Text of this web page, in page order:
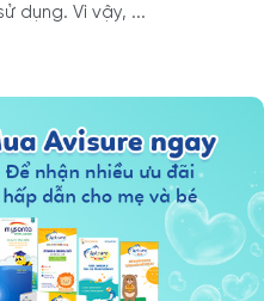
dụng. Vì vậy, ...